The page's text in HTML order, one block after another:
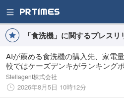
「食洗機」に関するプレス
AIが薦める食洗機の購入先、家電
較ではケーズデンキがランキング
点で首位
Stellagent株式会社
2026年8月5日 10時12分